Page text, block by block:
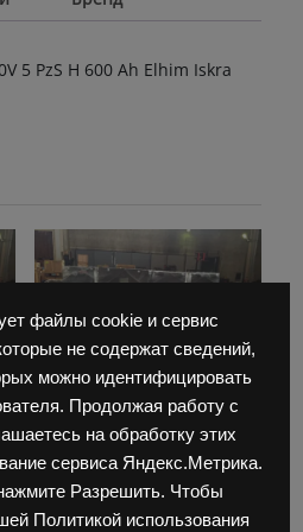
файлы cookie и сервис
не содержат сведений,
можно идентифицировать
Продолжая работу с
на обработку этих
сервиса Яндекс.Метрика.
Разрешить. Чтобы
Политикой использования
5 PzS Н 600 Ah Elhim Iskra
АКБ для Balkanсar